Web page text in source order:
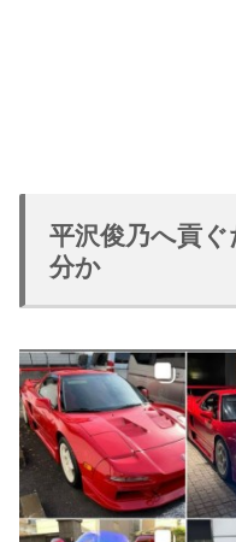
平沢俊乃へ貢
分か